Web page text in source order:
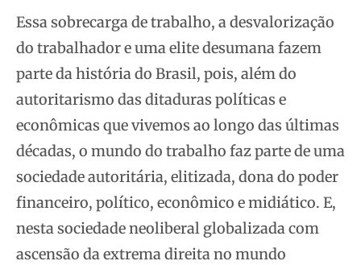
Essa sobrecarga de trabalho, a desvalorização
do trabalhador e uma elite desumana fazem
parte da história do Brasil, pois, além do
autoritarismo das ditaduras políticas e
econômicas que vivemos ao longo das últimas
décadas, o mundo do trabalho faz parte de uma
sociedade autoritária, elitizada, dona do poder
financeiro, político, econômico e midiático. E,
nesta sociedade neoliberal globalizada com
ascensão da extrema direita no mundo